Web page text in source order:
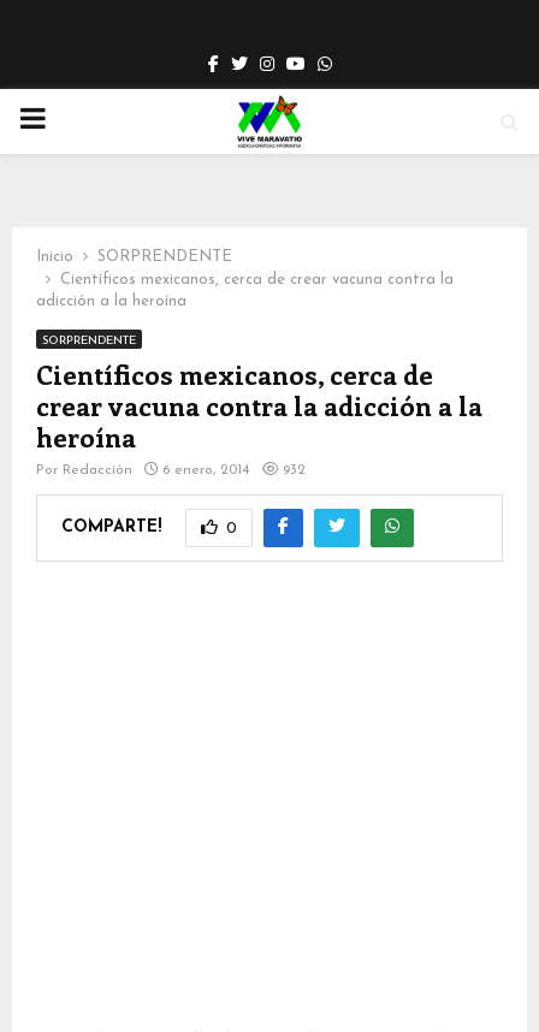
Facebook
TwitterInstagram
YoutubeWhatsapp
PRIMARY
Inicio
SORPRENDENTE
Científicos mexicanos, cerca de crear vacuna contra la
adicción a la heroína
SORPRENDENTE
Científicos mexicanos, cerca de
crear vacuna contra la adicción a la
heroína
Por Redacción 6 enero, 2014 932
COMPARTE! 0